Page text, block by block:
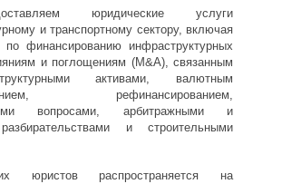
юридические услуги
и транспортному сектору, включая
по финансированию инфраструктурных
и поглощениям (M&A), связанным
активами, валютным
рефинансированием,
вопросами, арбитражными и
и строительными
юристов распространяется на